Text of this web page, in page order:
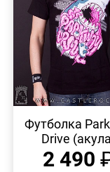
Футболка
Drive
2 490